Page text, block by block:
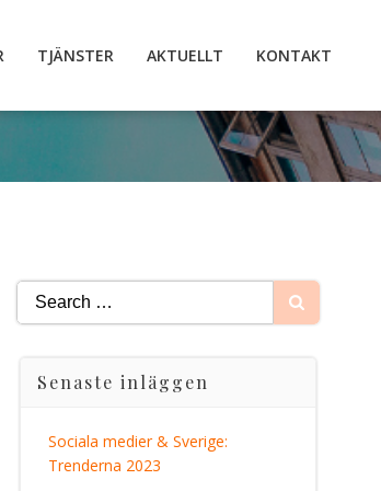
TJÄNSTER AKTUELLT KONTAKT
Search
for:
Senaste inläggen
Sociala medier & Sverige:
Trenderna 2023